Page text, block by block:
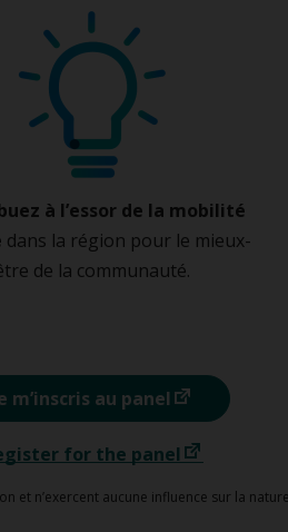
à l’essor de la mobilité
dans la région pour le mieux-
de la communauté.
m’inscris au panel
for the panel
n’exercent aucune influence sur la